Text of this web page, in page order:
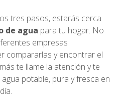
tres pasos, estarás cerca
de agua para tu hogar. No
empresas
compararlas y encontrar el
te llame la atención y te
potable, pura y fresca en